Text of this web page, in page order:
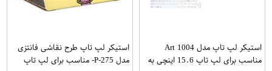
استیکر لپ تاپ مدل Art 1004
مناسب برای لپ تاپ 15.6 اینچی به
استیکر لپ تاپ طرح نقاشی فانتزی
مدل P-275- مناسب برای لپ تاپ